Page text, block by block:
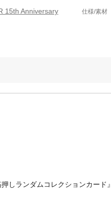
15th Anniversary 仕様/素材
しランダムコレクションカード